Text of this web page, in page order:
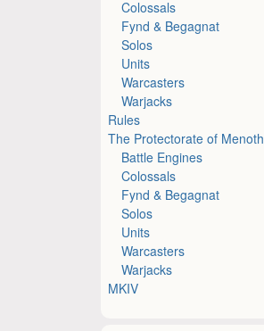
Colossals
Fynd & Begagnat
Solos
Units
Warcasters
Warjacks
Rules
The Protectorate of Menoth
Battle Engines
Colossals
Fynd & Begagnat
Solos
Units
Warcasters
Warjacks
MKIV